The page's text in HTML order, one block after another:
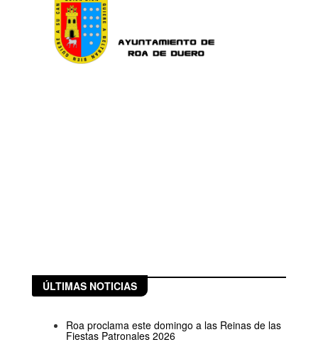
ÚLTIMAS NOTICIAS
Roa proclama este domingo a las Reinas de las
Fiestas Patronales 2026